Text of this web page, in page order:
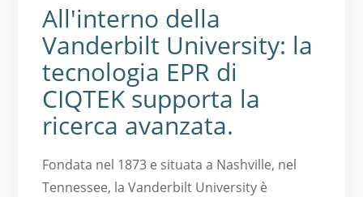
All'interno della
Vanderbilt University: la
tecnologia EPR di
CIQTEK supporta la
ricerca avanzata.
Fondata nel 1873 e situata a Nashville, nel
Tennessee, la Vanderbilt University è